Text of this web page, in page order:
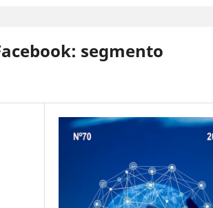
segmento